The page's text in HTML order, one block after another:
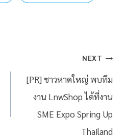
NEXT
[PR] ชาวหาดใหญ่ พบทีม
งาน LnwShop ได้ที่งาน
SME Expo Spring Up
Thailand